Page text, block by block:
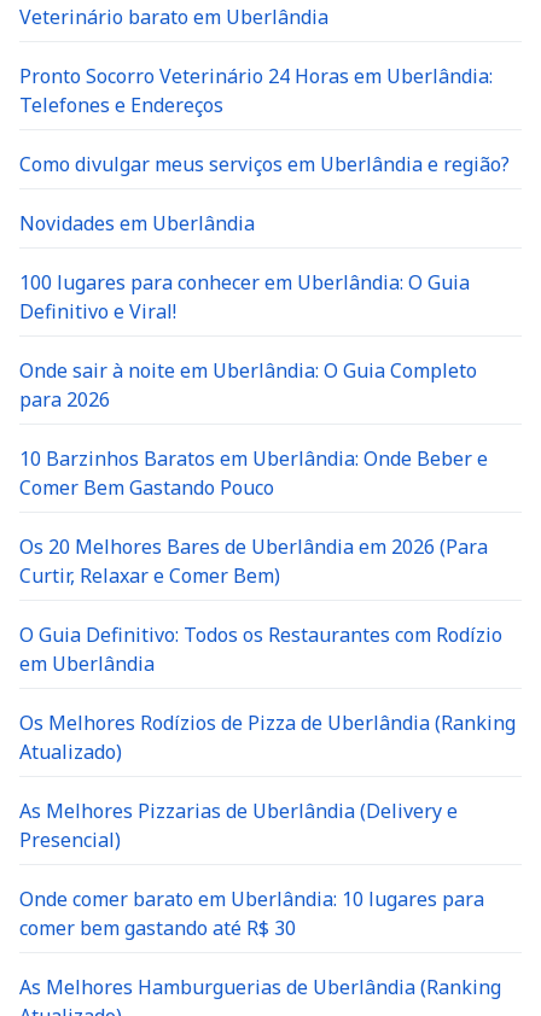
Veterinário barato em Uberlândia
Pronto Socorro Veterinário 24 Horas em Uberlândia:
Telefones e Endereços
Como divulgar meus serviços em Uberlândia e região?
Novidades em Uberlândia
100 lugares para conhecer em Uberlândia: O Guia
Definitivo e Viral!
Onde sair à noite em Uberlândia: O Guia Completo
para 2026
10 Barzinhos Baratos em Uberlândia: Onde Beber e
Comer Bem Gastando Pouco
Os 20 Melhores Bares de Uberlândia em 2026 (Para
Curtir, Relaxar e Comer Bem)
O Guia Definitivo: Todos os Restaurantes com Rodízio
em Uberlândia
Os Melhores Rodízios de Pizza de Uberlândia (Ranking
Atualizado)
As Melhores Pizzarias de Uberlândia (Delivery e
Presencial)
Onde comer barato em Uberlândia: 10 lugares para
comer bem gastando até R$ 30
As Melhores Hamburguerias de Uberlândia (Ranking